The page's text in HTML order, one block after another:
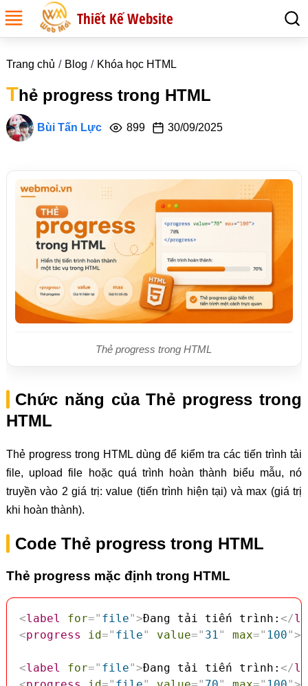
Thiết Kế Website
Trang chủ Blog Khóa học HTML
Thẻ progress trong HTML
Bùi Tấn Lực 899 30/09/2025
Thẻ progress trong HTML
Chức năng của Thẻ progress trong
HTML
Thẻ progress trong HTML dùng để kiểm tra các tiến trình tải
file, upload file hoặc quá trình hoàn thành biểu mẫu, nó
truyền vào 2 giá trị: value (tiến trình hiện tại) và max (giá trị
khi hoàn thành).
Code Thẻ progress trong HTML
Thẻ progress mặc định trong HTML
<label for=" file">Đang tải tiến trình: </
<progress id=" file" value=" 31" max=" 100">
<label for=" file">Đang tải tiến trình: </